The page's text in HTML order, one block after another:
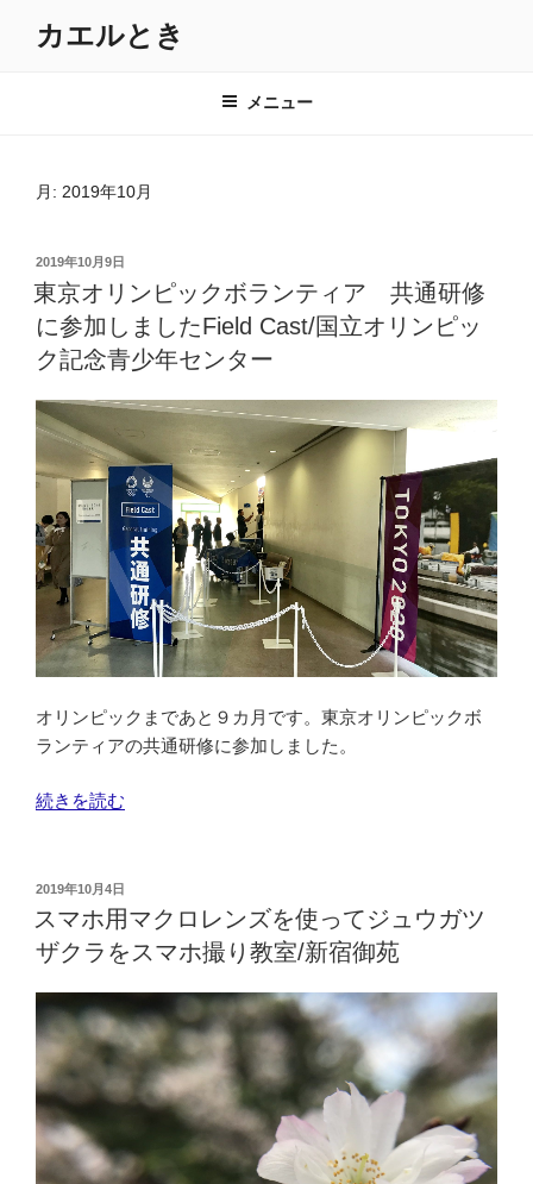
カエルとき
メニュー
月: 2019年10月
投
稿
日:
2019年10月9日
東京オリンピックボランティア 共通研修
に参加しましたField Cast/国立オリンピッ
ク記念青少年センター
オリンピックまであと９カ月です。東京オリンピックボ
ランティアの共通研修に参加しました。
“東
リ
ン
ピ
ッ
ク
ボ
ラ
ン
テ
ィ
ア
続きを読む
投
稿
日:
2019年10月4日
スマホ用マクロレンズを使ってジュウガツ
ザクラをスマホ撮り教室/新宿御苑